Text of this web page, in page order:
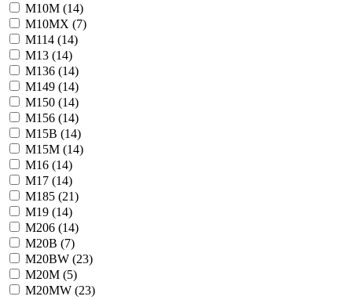
M10M (14)
M10MX (7)
M114 (14)
M13 (14)
M136 (14)
M149 (14)
M150 (14)
M156 (14)
M15B (14)
M15M (14)
M16 (14)
M17 (14)
M185 (21)
M19 (14)
M206 (14)
M20B (7)
M20BW (23)
M20M (5)
M20MW (23)